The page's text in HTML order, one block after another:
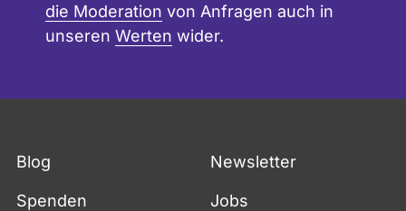
die Moderation von Anfragen auch in
unseren Werten wider.
Blog Newsletter
Spenden Jobs